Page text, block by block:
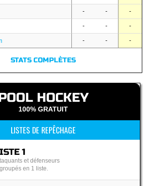
- - -
- - -
- - -
STATS COMPLÈTES
HOCKEY
100% GRATUIT
LISTES DE REPÊCHAGE
1
et défenseurs
en 1 liste.